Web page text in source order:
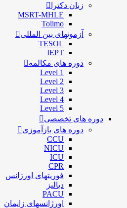
زبان دکترا
MSRT-MHLE
Tolimo
آزمونهای بین المللی
TESOL
IEPT
دوره های مکالمه
Level 1
Level 2
Level 3
Level 4
Level 5
دوره های تخصصی
دوره های بازآموزی
CCU
NICU
ICU
CPR
فوریتهای اورژانس
دیالیز
PACU
اورژانسهای زایمان